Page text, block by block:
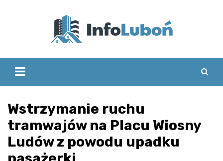
Wstrzymanie ruchu
tramwajów na Placu Wiosny
Ludów z powodu upadku